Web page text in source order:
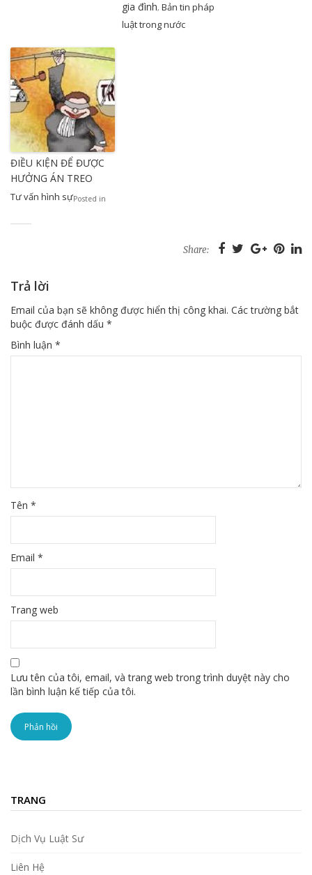
gia đình, Bản tin pháp
luật trong nước
ĐIỀU KIỆN ĐỂ ĐƯỢC
HƯỞNG ÁN TREO
Posted in
Tư vấn hình sự
Share:
Trả lời
Email của bạn sẽ không được hiển thị công khai. Các trường bắt
buộc được đánh dấu *
Bình luận *
Tên *
Email *
Trang web
Lưu tên của tôi, email, và trang web trong trình duyệt này cho
lần bình luận kế tiếp của tôi.
TRANG
Dịch Vụ Luật Sư
Liên Hệ